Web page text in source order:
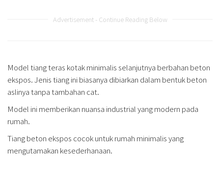
Advertisement - Continue Reading Below
Model tiang teras kotak minimalis selanjutnya berbahan beton
ekspos. Jenis tiang ini biasanya dibiarkan dalam bentuk beton
aslinya tanpa tambahan cat.
Model ini memberikan nuansa industrial yang modern pada
rumah.
Tiang beton ekspos cocok untuk rumah minimalis yang
mengutamakan kesederhanaan.